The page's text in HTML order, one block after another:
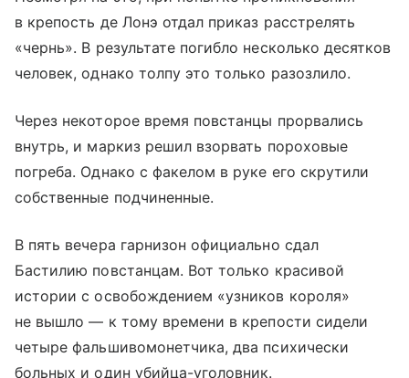
в крепость де Лонэ отдал приказ расстрелять
«чернь». В результате погибло несколько десятков
человек, однако толпу это только разозлило.
Через некоторое время повстанцы прорвались
внутрь, и маркиз решил взорвать пороховые
погреба. Однако с факелом в руке его скрутили
собственные подчиненные.
В пять вечера гарнизон официально сдал
Бастилию повстанцам. Вот только красивой
истории с освобождением «узников короля»
не вышло — к тому времени в крепости сидели
четыре фальшивомонетчика, два психически
больных и один убийца-уголовник.